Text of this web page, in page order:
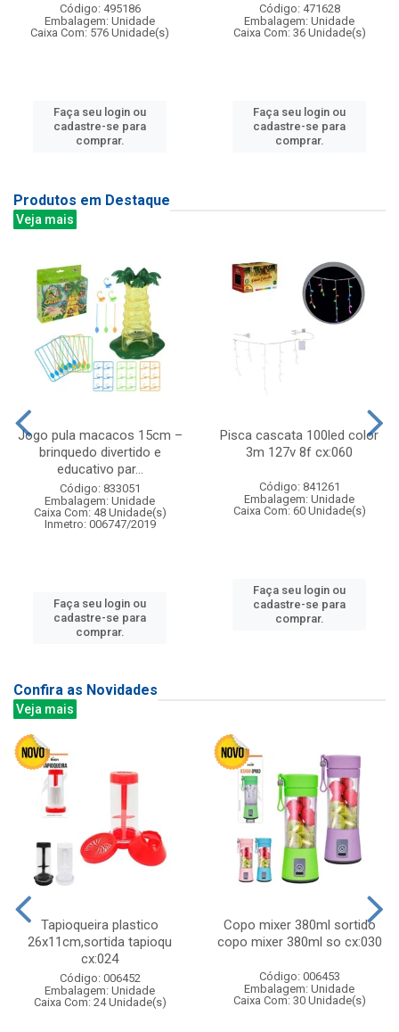
Código: 495186
Embalagem: Unidade
Caixa Com: 576 Unidade(s)
Faça seu login ou
cadastre-se para
comprar.
Código: 471628
Embalagem: Unidade
Caixa Com: 36 Unidade(s)
Faça seu login ou
cadastre-se para
comprar.
Produtos em Destaque
Veja mais
Jogo pula macacos 15cm –
brinquedo divertido e
educativo par...
Código: 833051
Embalagem: Unidade
Caixa Com: 48 Unidade(s)
Inmetro: 006747/2019
Faça seu login ou
cadastre-se para
comprar.
Pisca cascata 100led color
3m 127v 8f cx:060
Código: 841261
Embalagem: Unidade
Caixa Com: 60 Unidade(s)
Faça seu login ou
cadastre-se para
comprar.
Confira as Novidades
Veja mais
Tapioqueira plastico
26x11cm,sortida tapioqu
cx:024
Código: 006452
Embalagem: Unidade
Caixa Com: 24 Unidade(s)
Copo mixer 380ml sortido
copo mixer 380ml so cx:030
Código: 006453
Embalagem: Unidade
Caixa Com: 30 Unidade(s)